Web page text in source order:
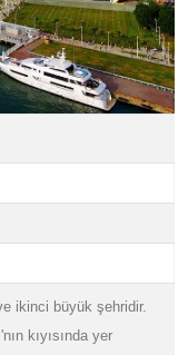
ikinci büyük şehridir.
kıyısında yer